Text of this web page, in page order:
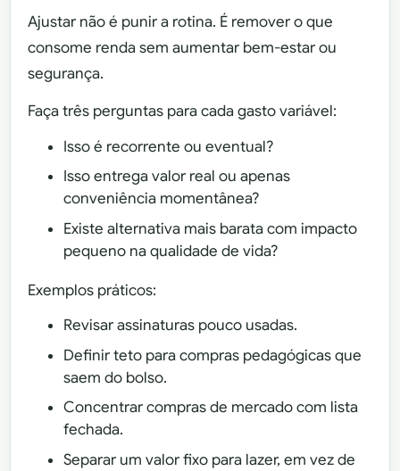
Ajustar não é punir a rotina. É remover o que
consome renda sem aumentar bem-estar ou
segurança.
Faça três perguntas para cada gasto variável:
Isso é recorrente ou eventual?
Isso entrega valor real ou apenas
conveniência momentânea?
Existe alternativa mais barata com impacto
pequeno na qualidade de vida?
Exemplos práticos:
Revisar assinaturas pouco usadas.
Definir teto para compras pedagógicas que
saem do bolso.
Concentrar compras de mercado com lista
fechada.
Separar um valor fixo para lazer, em vez de